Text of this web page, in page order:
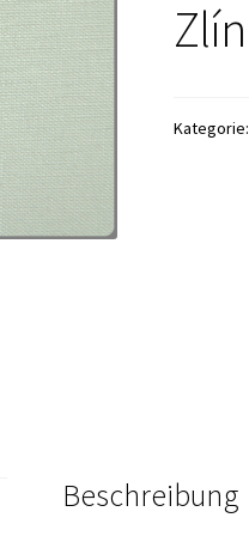
Zlín
Kategorie:
Beschreibung